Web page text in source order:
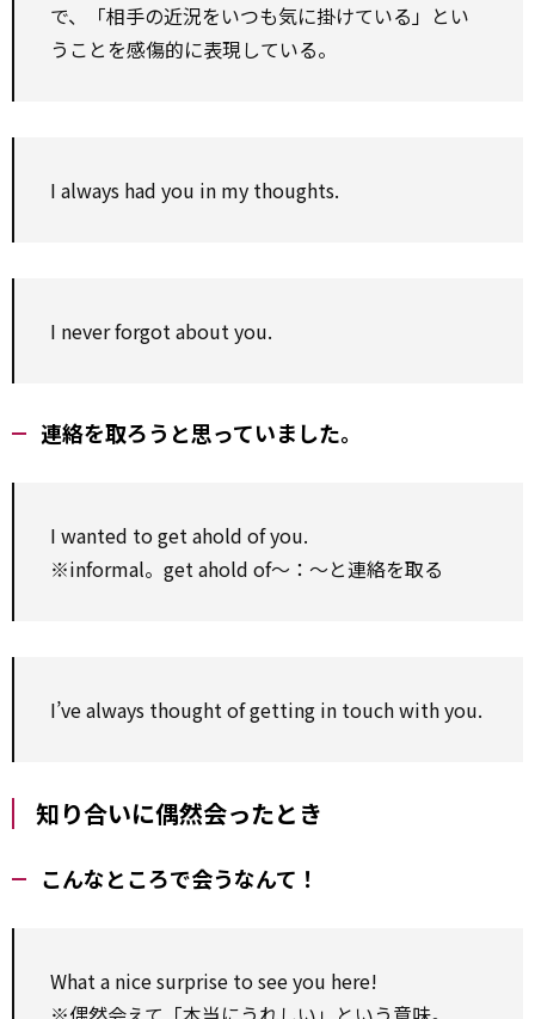
で、「相手の近況をいつも気に掛けている」とい
うことを感傷的に表現している。
I always had you in my thoughts.
I never forgot about you.
連絡を取ろうと思っていました。
I wanted to get ahold of you.
※informal。get ahold of～：～と連絡を取る
I’ve always thought of getting in touch with you.
知り合いに偶然会ったとき
こんなところで会うなんて！
What a nice surprise to see you here!